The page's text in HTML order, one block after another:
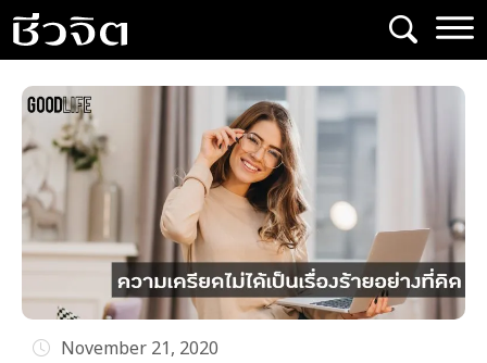
Skip
to
content
November 21, 2020